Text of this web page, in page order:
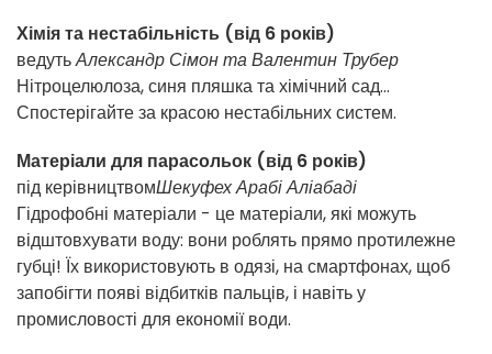
Хімія та нестабільність (від 6 років)
ведутьАлександр Сімон та Валентин Трубер
Нітроцелюлоза, синя пляшка та хімічний сад...
Спостерігайте за красою нестабільних систем.
Матеріали для парасольок (від 6 років)
під керівництвомШекуфех Арабі Аліабаді
Гідрофобні матеріали - це матеріали, які можуть
відштовхувати воду: вони роблять прямо протилежне
губці! Їх використовують в одязі, на смартфонах, щоб
запобігти появі відбитків пальців, і навіть у
промисловості для економії води.